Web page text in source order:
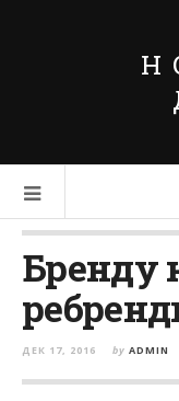
Бренду
ДЕК 17, 2016 by ADMIN